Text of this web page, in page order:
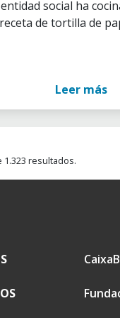
en el marco del
Social’
entidad social ha
receta de tortilla de
elBullifoundation,
Leer más
1.323 resultados.